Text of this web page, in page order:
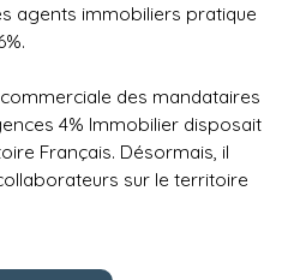
agents immobiliers pratique
des mandataires
4% Immobilier disposait
Français. Désormais, il
sur le territoire